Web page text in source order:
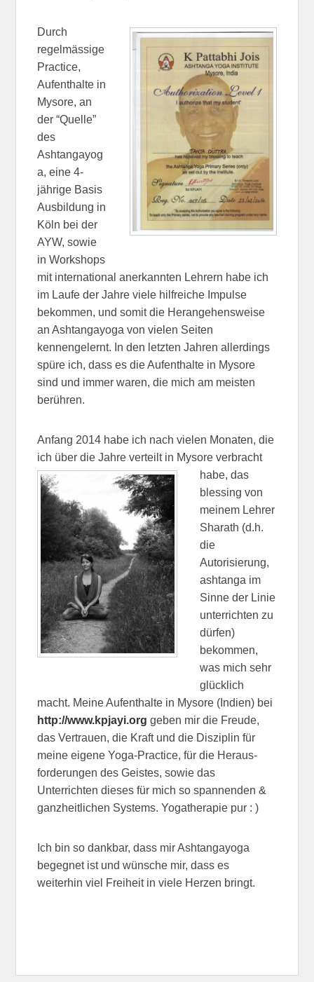
Durch
regelmässige
Practice,
Aufenthalte in
Mysore, an
der “Quelle”
des
Ashtangayog
a, eine 4-
jährige Basis
Ausbildung in
Köln bei der
AYW, sowie
in Workshops
mit international anerkannten Lehrern habe ich
im Laufe der Jahre viele hilfreiche Impulse
bekommen, und somit die Herangehensweise
an Ashtangayoga von vielen Seiten
kennengelernt. In den letzten Jahren allerdings
spüre ich, dass es die Aufenthalte in Mysore
sind und immer waren, die mich am meisten
berühren.
Anfang 2014 habe ich nach vielen Monaten, die
ich über die Jahre verteilt in Mysore verbracht
habe, das
blessing von
meinem Lehrer
Sharath (d.h.
die
Autorisierung,
ashtanga im
Sinne der Linie
unterrichten zu
dürfen)
bekommen,
was mich sehr
glücklich
macht. Meine Aufenthalte in Mysore (Indien) bei
http://www.kpjayi.org geben mir die Freude,
das Vertrauen, die Kraft und die Disziplin für
meine eigene Yoga-Practice, für die Heraus-
forderungen des Geistes, sowie das
Unterrichten dieses für mich so spannenden &
ganzheitlichen Systems. Yogatherapie pur : )
Ich bin so dankbar, dass mir Ashtangayoga
begegnet ist und wünsche mir, dass es
weiterhin viel Freiheit in viele Herzen bringt.